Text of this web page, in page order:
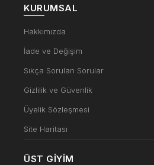
KURUMSAL
Hakkımızda
İade ve Değişim
Sıkça Sorulan Sorular
Gizlilik ve Güvenlik
Üyelik Sözleşmesi
Site Haritası
ÜST GIYIM